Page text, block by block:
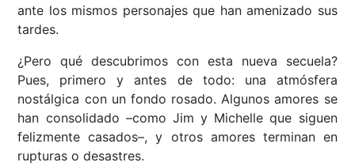
ante los mismos personajes que han amenizado sus
tardes.
¿Pero qué descubrimos con esta nueva secuela?
Pues, primero y antes de todo: una atmósfera
nostálgica con un fondo rosado. Algunos amores se
han consolidado –como Jim y Michelle que siguen
felizmente casados–, y otros amores terminan en
rupturas o desastres.